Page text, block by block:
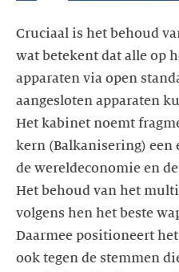
Cruciaal is het behoud
wat betekent dat alle op
apparaten via open
aangesloten apparaten
Het kabinet noemt
kern (Balkanisering) een
de wereldeconomie en
Het behoud van het
volgens hen het beste
Daarmee positioneert
ook tegen de stemmen